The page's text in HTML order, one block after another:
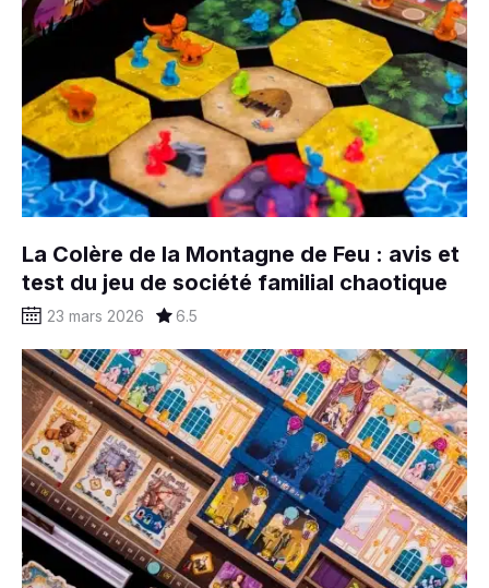
La Colère de la Montagne de Feu : avis et
test du jeu de société familial chaotique
23 mars 2026 6.5